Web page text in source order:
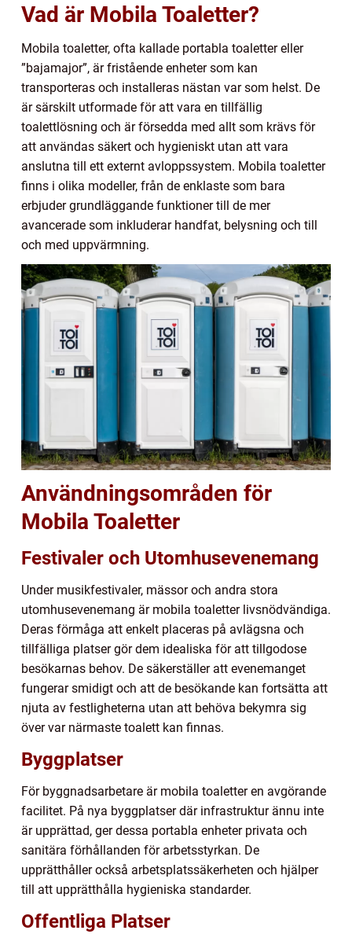
Vad är Mobila Toaletter?
Mobila toaletter, ofta kallade portabla toaletter eller
”bajamajor”, är fristående enheter som kan
transporteras och installeras nästan var som helst. De
är särskilt utformade för att vara en tillfällig
toalettlösning och är försedda med allt som krävs för
att användas säkert och hygieniskt utan att vara
anslutna till ett externt avloppssystem. Mobila toaletter
finns i olika modeller, från de enklaste som bara
erbjuder grundläggande funktioner till de mer
avancerade som inkluderar handfat, belysning och till
och med uppvärmning.
Användningsområden för
Mobila Toaletter
Festivaler och Utomhusevenemang
Under musikfestivaler, mässor och andra stora
utomhusevenemang är mobila toaletter livsnödvändiga.
Deras förmåga att enkelt placeras på avlägsna och
tillfälliga platser gör dem idealiska för att tillgodose
besökarnas behov. De säkerställer att evenemanget
fungerar smidigt och att de besökande kan fortsätta att
njuta av festligheterna utan att behöva bekymra sig
över var närmaste toalett kan finnas.
Byggplatser
För byggnadsarbetare är mobila toaletter en avgörande
facilitet. På nya byggplatser där infrastruktur ännu inte
är upprättad, ger dessa portabla enheter privata och
sanitära förhållanden för arbetsstyrkan. De
upprätthåller också arbetsplatssäkerheten och hjälper
till att upprätthålla hygieniska standarder.
Offentliga Platser